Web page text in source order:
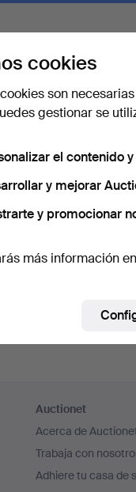
la contraseña?
Auctionet
Acerca de
Trabaja con
Adhiere tu casa de
cookies
son
gestionar se
el contenido
y mejorar
y promocionar
más información